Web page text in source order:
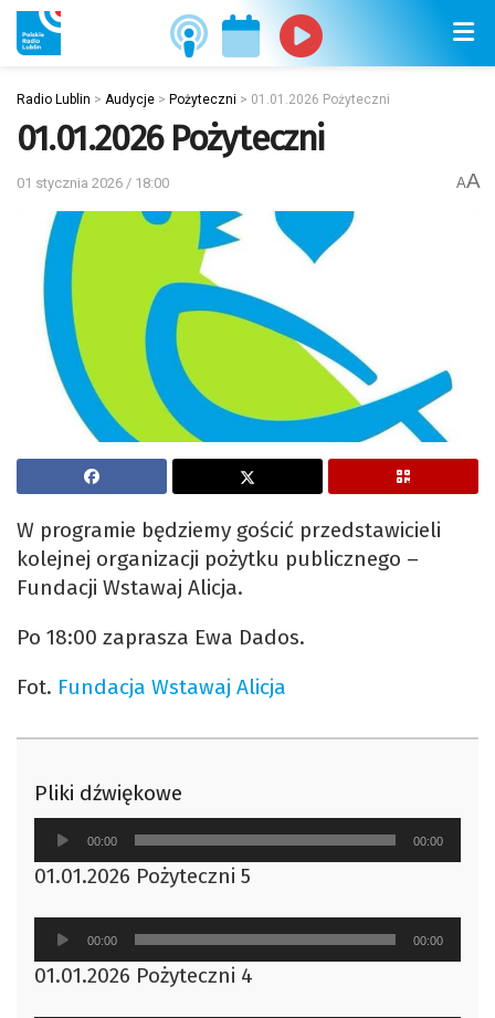
Radio Lublin > Audycje > Pożyteczni > 01.01.2026 Pożyteczni
01.01.2026 Pożyteczni
01 stycznia 2026 / 18:00 AA
W programie będziemy gościć przedstawicieli
kolejnej organizacji pożytku publicznego –
Fundacji Wstawaj Alicja.
Po 18:00 zaprasza Ewa Dados.
Fot. Fundacja Wstawaj Alicja
Pliki dźwiękowe
Odtwarzacz
plików
dźwiękowych
00:00 00:00
01.01.2026 Pożyteczni 5
Odtwarzacz
plików
dźwiękowych
00:00 00:00
01.01.2026 Pożyteczni 4